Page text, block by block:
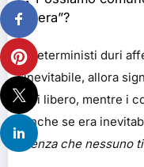
libera”?
I deterministi duri
inevitabile, allora
sei libero, mentre i
anche se era
senza che nessuno